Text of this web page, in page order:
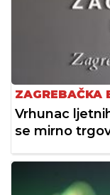
ZAGREBAČKA
Vrhunac
se mirno